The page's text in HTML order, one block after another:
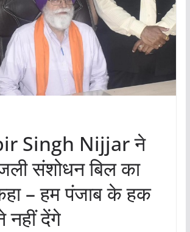
Singh Nijjar ने
संशोधन बिल का
– हम पंजाब के हक
नहीं देंगे